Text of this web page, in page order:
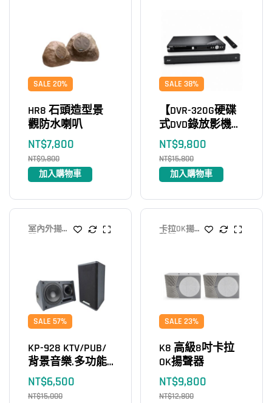
SALE 20%
HR8 石頭造型景
觀防水喇叭
NT$9,800
NT$7,800
加入購物車
SALE 38%
【DVR-320G硬碟
式DVD錄放影機
+HT Soundbar藍牙
2聲道】 光纖HDMI
智慧影院組 送!光
纖線+ HDMI ARC線
NT$15,800
NT$9,800
加入購物車
室內外揚聲
SALE 57%
KP-928 KTV/PUB/
背景音樂.多功能
專用喇叭(黑色)
NT$15,000
NT$6,500
卡拉OK揚
SALE 23%
K8 高級8吋卡拉
OK揚聲器
NT$12,800
NT$9,800